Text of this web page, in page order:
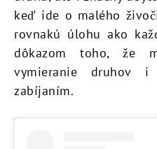
keď ide o malého
rovnakú úlohu ako
dôkazom toho, že
vymieranie druhov i
zabíjaním.